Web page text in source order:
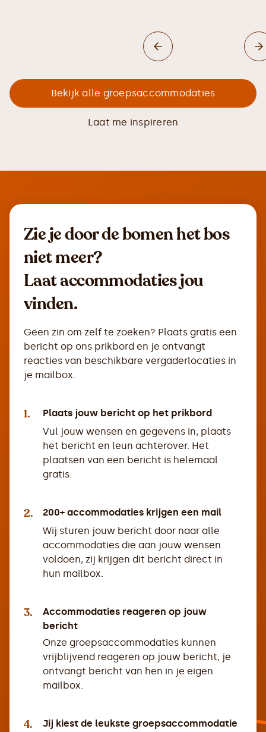
Bekijk alle groepsaccommodaties
Laat me inspireren
Zie je door de bomen het bos
niet meer?
Laat accommodaties jou
vinden.
Geen zin om zelf te zoeken? Plaats gratis een
bericht op ons prikbord en je ontvangt
reacties van beschikbare vergaderlocaties in
je mailbox.
1.
Plaats jouw bericht op het prikbord
Vul jouw wensen en gegevens in, plaats
het bericht en leun achterover. Het
plaatsen van een bericht is helemaal
gratis.
2.
200+ accommodaties krijgen een mail
Wij sturen jouw bericht door naar alle
accommodaties die aan jouw wensen
voldoen, zij krijgen dit bericht direct in
hun mailbox.
3.
Accommodaties reageren op jouw
bericht
Onze groepsaccommodaties kunnen
vrijblijvend reageren op jouw bericht, je
ontvangt bericht van hen in je eigen
mailbox.
4.
Jij kiest de leukste groepsaccommodatie